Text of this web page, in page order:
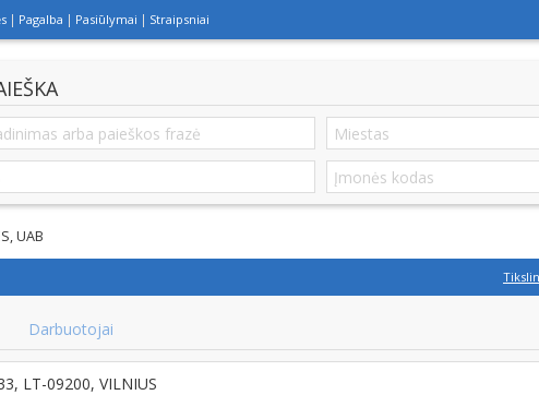
Pagalba Pasiūlymai Straipsniai
UAB
Darbuotojai
LT-09200, VILNIUS